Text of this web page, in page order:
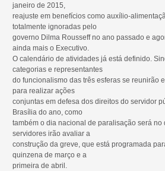
janeiro de 2015,
reajuste em benefícios como auxílio-
totalmente ignoradas pelo
governo Dilma Rousseff no ano passado e
ainda mais o Executivo.
O calendário de atividades já está definido.
categorias e representantes
do funcionalismo das três esferas se reunirão
para realizar ações
conjuntas em defesa dos direitos do servidor
Brasília do ano, como
também o dia nacional de paralisação será no
servidores irão avaliar a
construção da greve, que está programada
quinzena de março e a
primeira de abril.